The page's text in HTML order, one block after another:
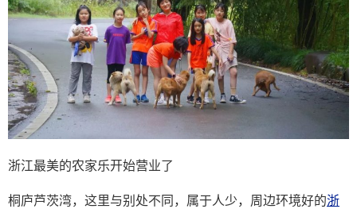
浙江最美的农家乐开始营业了
桐庐芦茨湾，这里与别处不同，属于人少，周边环境好的浙